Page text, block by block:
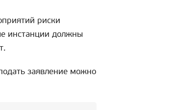
риски
инстанции должны
заявление можно